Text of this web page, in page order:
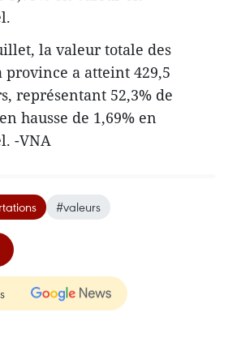
la valeur totale des
province a atteint 429,5
représentant 52,3% de
hausse de 1,69% en
-VNA
#valeurs